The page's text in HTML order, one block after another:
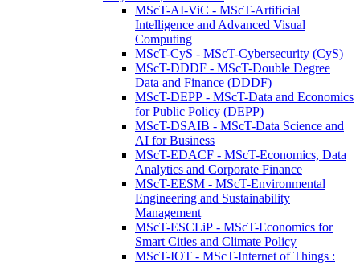
MScT-AI-ViC - MScT-Artificial
Intelligence and Advanced Visual
Computing
MScT-CyS - MScT-Cybersecurity (CyS)
MScT-DDDF - MScT-Double Degree
Data and Finance (DDDF)
MScT-DEPP - MScT-Data and Economics
for Public Policy (DEPP)
MScT-DSAIB - MScT-Data Science and
AI for Business
MScT-EDACF - MScT-Economics, Data
Analytics and Corporate Finance
MScT-EESM - MScT-Environmental
Engineering and Sustainability
Management
MScT-ESCLiP - MScT-Economics for
Smart Cities and Climate Policy
MScT-IOT - MScT-Internet of Things :